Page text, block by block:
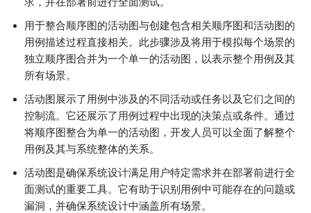
用于整合顺序图的活动图与创建包含相关顺序图和活动图的
用例描述过程直接相关。此步骤涉及将用于模拟每个场景的
独立顺序图合并为一个单一的活动图，以表示整个用例及其
所有场景。
活动图展示了用例中涉及的不同活动或任务以及它们之间的
控制流。它还展示了用例过程中出现的决策点或条件。通过
将顺序图整合为单一的活动图，开发人员可以全面了解整个
用例及其与系统整体的关系。
活动图是确保系统设计满足用户特定需求并在部署前进行全
面测试的重要工具。它有助于识别用例中可能存在的问题或
漏洞，并确保系统设计中涵盖所有场景。